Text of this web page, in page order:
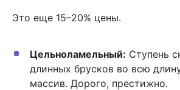
Это еще 15–20% цены.
Цельноламельный: Ступень
длинных брусков во всю
массив. Дорого, престижно.